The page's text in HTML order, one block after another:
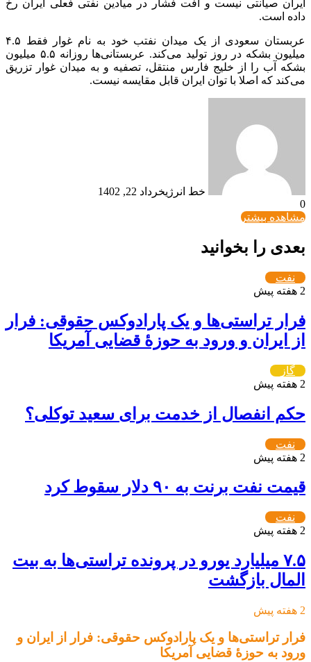
ایران صیانتی نیست و افت فشار در میادین نفتی فعلی ایران رخ
داده است.
عربستان سعودی از یک میدان نفتب خود به نام غوار فقط ۴.۵
میلیون بشکه در روز تولید می‌کند. عربستانی‌ها روزانه ۵.۵ میلیون
بشکه آب را از خلیج فارس منتقل، تصفیه و به میدان غوار تزریق
می‌کند که اصلا با توان ایران قابل مقایسه نیست.
خط انرژیخرداد 22, 1402
0
مشاهده بیشتر
بعدی را بخوانید
نفت
2 هفته پیش
فرار تراستی‌ها و یک پارادوکس حقوقی: فرار
از ایران و ورود به حوزۀ قضایی آمریکا
گاز
2 هفته پیش
حکم انفصال از خدمت برای سعید توکلی؟
نفت
2 هفته پیش
قیمت نفت برنت به ۹۰ دلار سقوط کرد
نفت
2 هفته پیش
۷.۵ میلیارد یورو در پرونده تراستی‌ها به بیت
المال بازگشت
2 هفته پیش
فرار تراستی‌ها و یک پارادوکس حقوقی: فرار از ایران و
ورود به حوزۀ قضایی آمریکا